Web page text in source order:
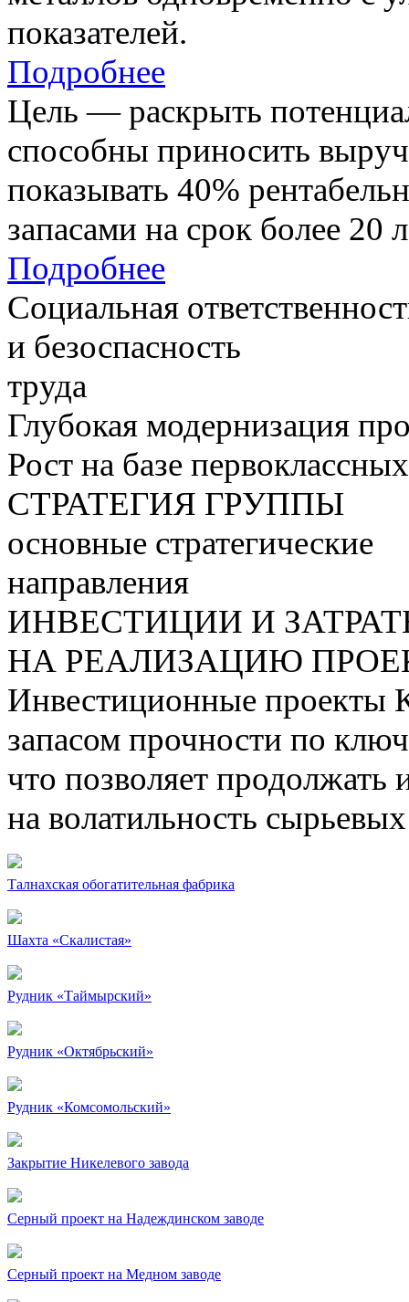
показателей.
Подробнее
Цель — раскрыть
способны приносить
показывать 40%
запасами на срок более 20
Подробнее
Социальная
и безоспасность
труда
Глубокая модернизация
Рост на базе
СТРАТЕГИЯ ГРУППЫ
основные стратегические
направления
ИНВЕСТИЦИИ И
НА РЕАЛИЗАЦИЮ
Инвестиционные проекты
запасом прочности по
что позволяет продолжать
на волатильность
Талнахская обогатительная фабрика
Шахта «Скалистая»
Рудник «Таймырский»
Рудник «Октябрьский»
Рудник «Комсомольский»
Закрытие Никелевого завода
Серный проект на Надеждинском заводе
Серный проект на Медном заводе